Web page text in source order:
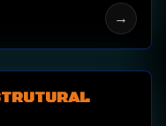
qualquer escopo
→